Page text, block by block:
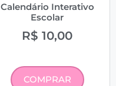
Calendário Interativo
Escolar
R$ 10,00
COMPRAR